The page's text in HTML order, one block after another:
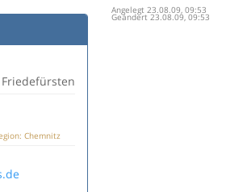
Angelegt 23.08.09, 09:53
Geändert 23.08.09, 09:53
Chemnitz